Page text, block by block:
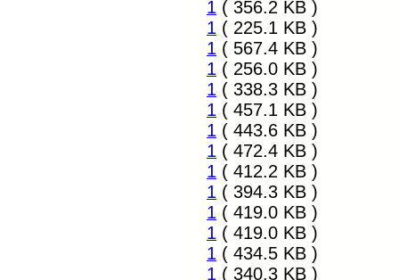
1 ( 356.2 KB )
1 ( 225.1 KB )
1 ( 567.4 KB )
1 ( 256.0 KB )
1 ( 338.3 KB )
1 ( 457.1 KB )
1 ( 443.6 KB )
1 ( 472.4 KB )
1 ( 412.2 KB )
1 ( 394.3 KB )
1 ( 419.0 KB )
1 ( 419.0 KB )
1 ( 434.5 KB )
1 ( 340.3 KB )